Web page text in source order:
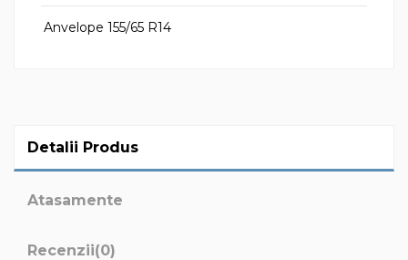
Anvelope 155/65 R14
Detalii Produs
Atasamente
Recenzii(0)